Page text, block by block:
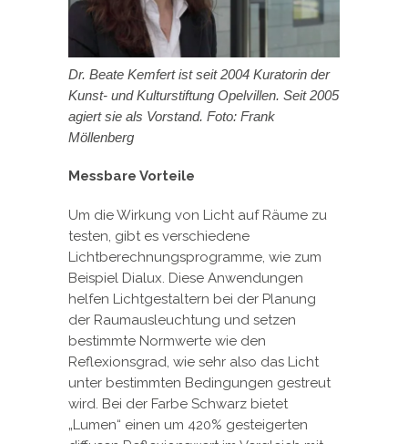
Dr. Beate Kemfert ist seit 2004 Kuratorin der
Kunst- und Kulturstiftung Opelvillen. Seit 2005
agiert sie als Vorstand. Foto: Frank
Möllenberg
Messbare Vorteile
Um die Wirkung von Licht auf Räume zu
testen, gibt es verschiedene
Lichtberechnungsprogramme, wie zum
Beispiel Dialux. Diese Anwendungen
helfen Lichtgestaltern bei der Planung
der Raumausleuchtung und setzen
bestimmte Normwerte wie den
Reflexionsgrad, wie sehr also das Licht
unter bestimmten Bedingungen gestreut
wird. Bei der Farbe Schwarz bietet
„Lumen“ einen um 420% gesteigerten